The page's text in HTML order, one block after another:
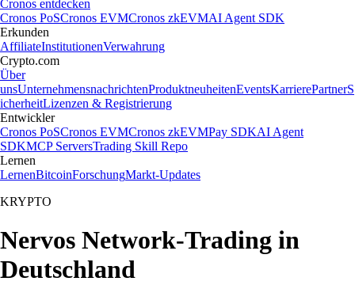
Cronos entdecken
Cronos PoSCronos EVMCronos zkEVMAI Agent SDK
Erkunden
AffiliateInstitutionenVerwahrung
Crypto.com
Über
unsUnternehmensnachrichtenProduktneuheitenEventsKarrierePartnerS
icherheitLizenzen & Registrierung
Entwickler
Cronos PoSCronos EVMCronos zkEVMPay SDKAI Agent
SDKMCP ServersTrading Skill Repo
Lernen
LernenBitcoinForschungMarkt-Updates
KRYPTO
Nervos Network-Trading in
Deutschland